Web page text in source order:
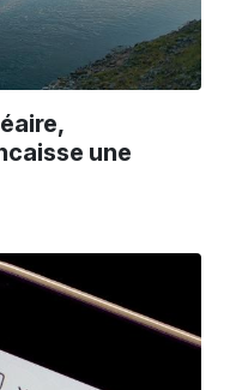
une